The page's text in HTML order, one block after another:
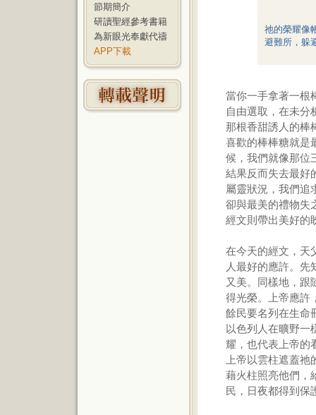
節期簡介
研讀聖經參考書籍
為新眼光奉獻代禱
APP下載
祂的榮耀像
避難所，躲
當你一手拿著一根
自由選取，在未分
那根香甜誘人的棒
喜歡的棒棒糖就是
候，我們就像那位
結果反而失去最好
屬靈狀況，我們追
卻與最美的禮物失
經文則帶出美好的
在今天的經文，天
人最好的應許。先
又美。同樣地，跟
得光榮。上帝應許
餘民要名列在生命
以色列人在曠野一
耀，也代表上帝的
上帝以雲柱遮蓋
藉火柱照亮他們，
民，日夜都得到保